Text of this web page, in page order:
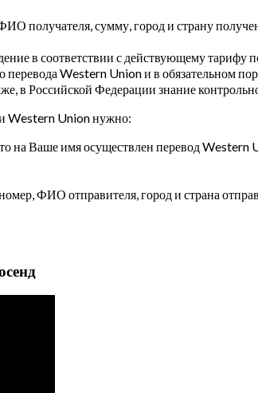
получателя, сумму, город и страну
в соответствии с действующему тарифу
Western Union и в обязательном
в Российской Федерации знание
Western Union нужно:
на Ваше имя осуществлен перевод
ФИО отправителя, город и страна